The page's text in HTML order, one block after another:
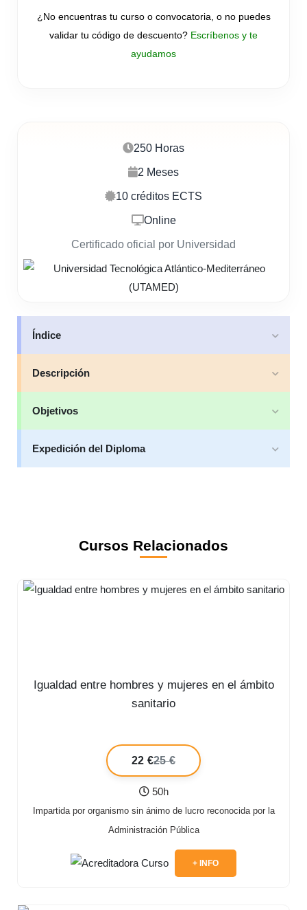
250 Horas
2 Meses
10 créditos ECTS
Online
Certificado oficial por Universidad
Índice
Descripción
Objetivos
Expedición del Diploma
¿No encuentras tu curso o convocatoria, o no puedes
validar tu código de descuento? Escríbenos y te
ayudamos
Cursos Relacionados
Igualdad entre hombres y mujeres en el ámbito
sanitario
22 €25 €
50h
Impartida por organismo sin ánimo de lucro reconocida por la
Administración Pública
+ INFO